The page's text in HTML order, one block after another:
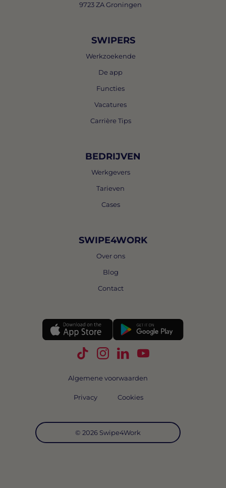
9723 ZA Groningen
SWIPERS
Werkzoekende
De app
Functies
Vacatures
Carrière Tips
BEDRIJVEN
Werkgevers
Tarieven
Cases
SWIPE4WORK
Over ons
Blog
Contact
Volg Swipe4Work op TikTok
Volg Swipe4Work op
Volg Swipe4Work op
Volg Swipe4Work
© 2026 Swipe4Work
Algemene voorwaarden
Privacy Cookies